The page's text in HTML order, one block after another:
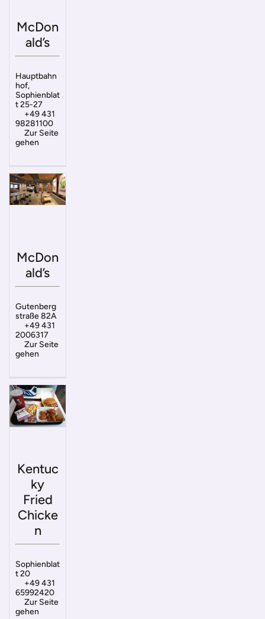
McDon
ald’s
Hauptbahn
hof,
Sophienblat
t 25-27
+49 431
98281100
Zur Seite
gehen
McDon
ald’s
Gutenberg
straße 82A
+49 431
2006317
Zur Seite
gehen
Kentuc
ky
Fried
Chicke
n
Sophienblat
t 20
+49 431
65992420
Zur Seite
gehen